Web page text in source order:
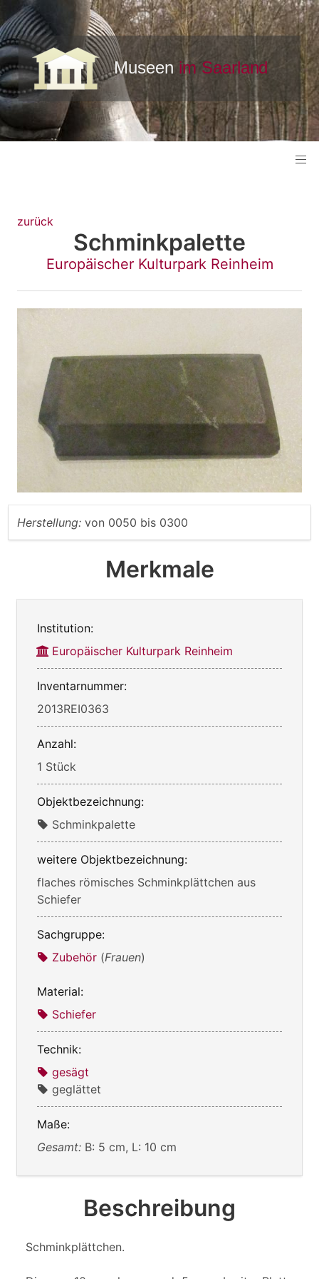
zurück
Schminkpalette
Europäischer Kulturpark Reinheim
Herstellung: von 0050 bis 0300
Merkmale
Institution:
Europäischer Kulturpark Reinheim
Inventarnummer:
2013REI0363
Anzahl:
1 Stück
Objektbezeichnung:
Schminkpalette
weitere Objektbezeichnung:
flaches römisches Schminkplättchen aus
Schiefer
Sachgruppe:
Zubehör (Frauen)
Material:
Schiefer
Technik:
gesägt
geglättet
Maße:
Gesamt: B: 5 cm, L: 10 cm
Beschreibung
Schminkplättchen.